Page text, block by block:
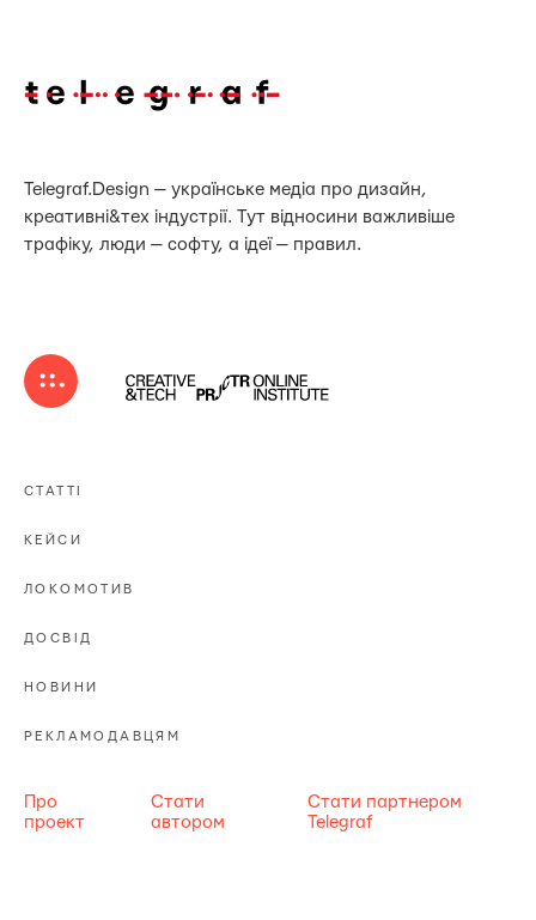
Telegraf.Design — українське медіа про дизайн,
креативні&тех індустрії. Тут відносини важливіше
трафіку, люди — софту, а ідеї — правил.
СТАТТІ
КЕЙСИ
ЛОКОМОТИВ
ДОСВІД
НОВИНИ
РЕКЛАМОДАВЦЯМ
Про
проект
Стати
автором
Стати партнером
Telegraf